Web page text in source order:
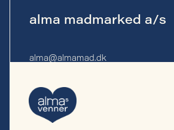
alma madmarked a/s
alma@almamad.dk
CVR-nr. 44 89 27 23